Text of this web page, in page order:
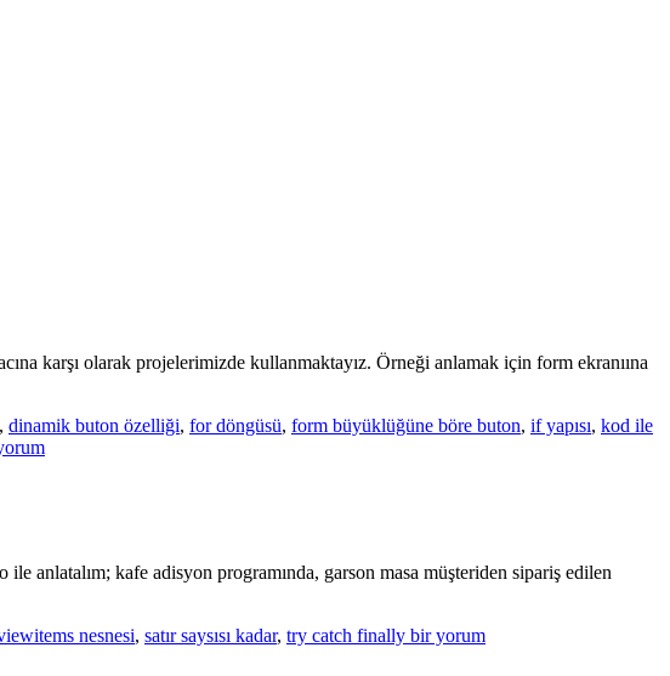
karşı olarak projelerimizde kullanmaktayız. Örneği anlamak için form ekranıına
, dinamik buton özelliği, for döngüsü, form büyüklüğüne böre buton, if yapısı, kod ile
anlatalım; kafe adisyon programında, garson masa müşteriden sipariş edilen
nesnesi, satır saysısı kadar, try catch finallyListview
bir yorum